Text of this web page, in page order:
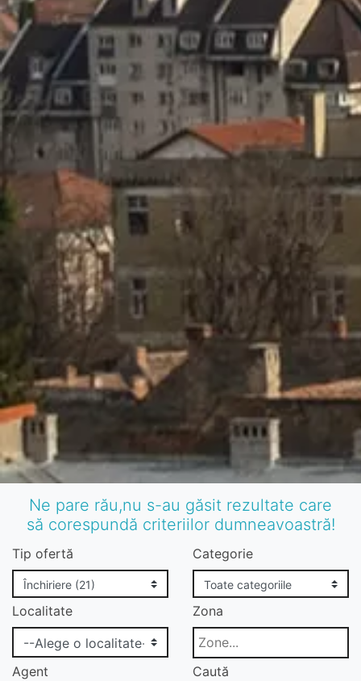
Ne pare rău,nu s-au găsit rezultate care
să corespundă criteriilor dumneavoastră!
Tip ofertă Categorie
Localitate Zona
Agent Caută